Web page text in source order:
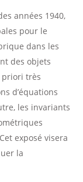
années 1940,
pour le
dans les
des objets
priori très
d’équations
les invariants
exposé visera
la